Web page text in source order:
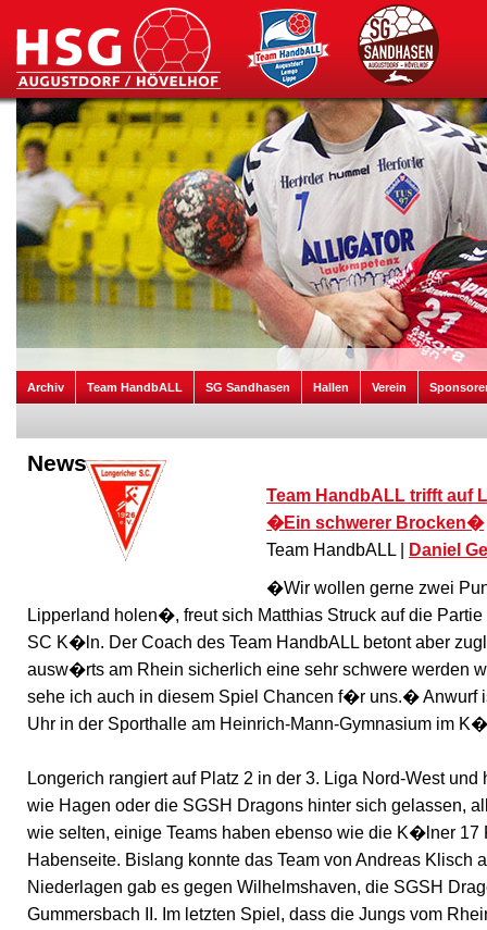
Archiv Team HandbALL SG Sandhasen Hallen Verein
News
Team HandbALL trifft auf
�Ein schwerer Brocken�
Team HandbALL | Daniel
�Wir wollen gerne zwei
Lipperland holen�, freut sich Matthias Struck auf die
SC K�ln. Der Coach des Team HandbALL betont aber
ausw�rts am Rhein sicherlich eine sehr schwere werden
sehe ich auch in diesem Spiel Chancen f�r uns.� Anwurf
Uhr in der Sporthalle am Heinrich-Mann-Gymnasium im
Longerich rangiert auf Platz 2 in der 3. Liga Nord-West und
wie Hagen oder die SGSH Dragons hinter sich gelassen,
wie selten, einige Teams haben ebenso wie die K�lner 17
Habenseite. Bislang konnte das Team von Andreas Klisch
Niederlagen gab es gegen Wilhelmshaven, die SGSH
Gummersbach II. Im letzten Spiel, dass die Jungs vom